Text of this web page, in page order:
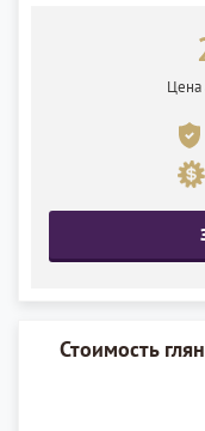
Цена
Стоимость